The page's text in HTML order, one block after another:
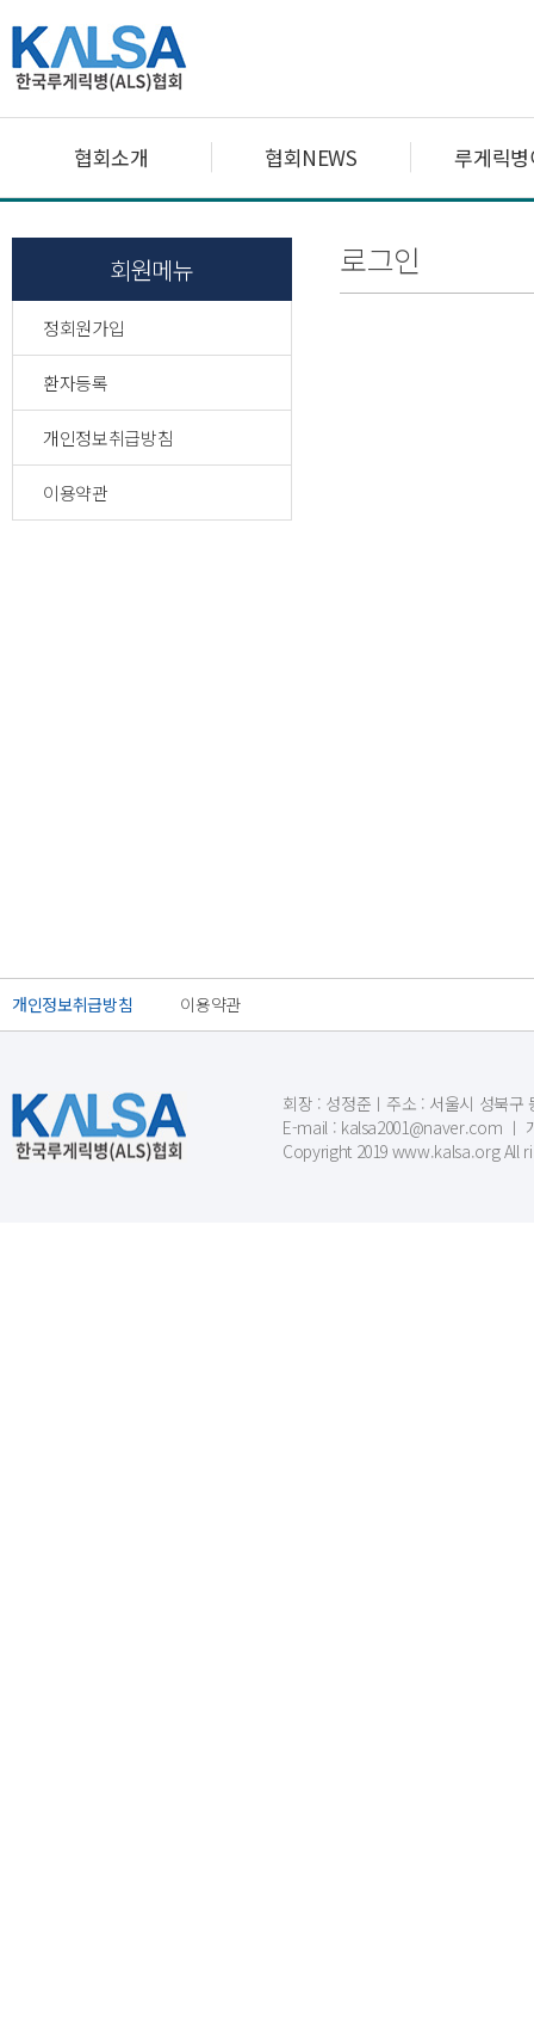
협회소개 협회NEWS 루게릭
회원메뉴
정회원가입
환자등록
개인정보취급방침
이용약관
로그인
개인정보취급방침 이용약관
회장 : 성정준ㅣ주소 : 서울시 성북구
E-mail : kalsa2001@naver.com ㅣ
Copyright 2019 www.kalsa.org All